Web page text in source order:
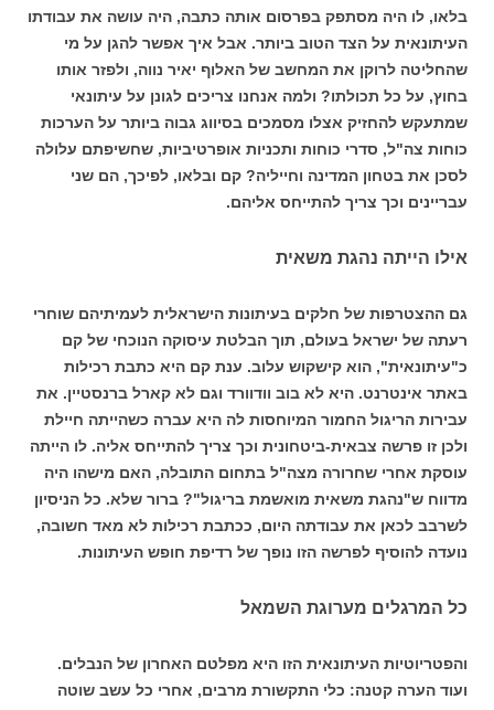
בלאו, לו היה מסתפק בפרסום אותה כתבה, היה עושה את עבודתו
העיתונאית על הצד הטוב ביותר. אבל איך אפשר להגן על מי
שהחליטה לרוקן את המחשב של האלוף יאיר נווה, ולפזר אותו
בחוץ, על כל תכולתו? ולמה אנחנו צריכים לגונן על עיתונאי
שמתעקש להחזיק אצלו מסמכים בסיווג גבוה ביותר על הערכות
כוחות צה"ל, סדרי כוחות ותכניות אופרטיביות, שחשיפתם עלולה
לסכן את בטחון המדינה וחייליה? קם ובלאו, לפיכך, הם שני
עבריינים וכך צריך להתייחס אליהם.
אילו הייתה נהגת משאית
גם ההצטרפות של חלקים בעיתונות הישראלית לעמיתיהם שוחרי
רעתה של ישראל בעולם, תוך הבלטת עיסוקה הנוכחי של קם
כ"עיתונאית", הוא קישקוש עלוב. ענת קם היא כתבת רכילות
באתר אינטרנט. היא לא בוב וודוורד וגם לא קארל ברנסטיין. את
עבירות הריגול החמור המיוחסות לה היא עברה כשהייתה חיילת
ולכן זו פרשה צבאית-ביטחונית וכך צריך להתייחס אליה. לו הייתה
עוסקת אחרי שחרורה מצה"ל בתחום התובלה, האם מישהו היה
מדווח ש"נהגת משאית מואשמת בריגול"? ברור שלא. כל הניסיון
לשרבב לכאן את עבודתה היום, ככתבת רכילות לא מאד חשובה,
נועדה להוסיף לפרשה הזו נופך של רדיפת חופש העיתונות.
כל המרגלים מערוגת השמאל
והפטריוטיות העיתונאית הזו היא מפלטם האחרון של הנבלים.
ועוד הערה קטנה: כלי התקשורת מרבים, אחרי כל עשב שוטה